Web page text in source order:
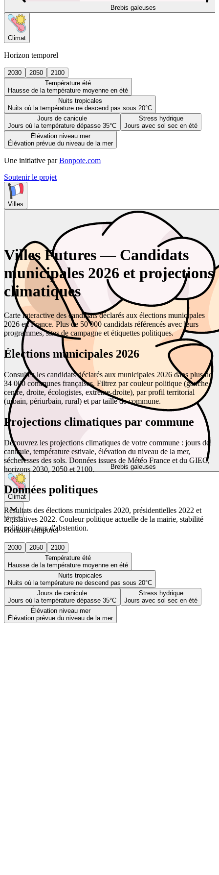
Brebis galeuses
Climat
Horizon temporel
2030 2050
2100
Température été
Hausse de la température moyenne en été
Nuits tropicales
Nuits où la température ne descend pas sous 20°C
Jours de canicule
Jours où la température dépasse 35°C
Stress hydrique
Jours avec sol sec en été
Élévation niveau mer
Élévation prévue du niveau de la mer
Une initiative par Bonpote.com
Soutenir le projet
Villes
Brebis galeuses
Climat
Horizon temporel
2030 2050
2100
Température été
Hausse de la température moyenne en été
Nuits tropicales
Nuits où la température ne descend pas sous 20°C
Jours de canicule
Jours où la température dépasse 35°C
Stress hydrique
Jours avec sol sec en été
Élévation niveau mer
Élévation prévue du niveau de la mer
Villes Futures — Candidats
municipales 2026 et projections
climatiques
Carte interactive des candidats déclarés aux élections municipales
2026 en France. Plus de 50 000 candidats référencés avec leurs
programmes, sites de campagne et étiquettes politiques.
Élections municipales 2026
Consultez les candidats déclarés aux municipales 2026 dans plus de
34 000 communes françaises. Filtrez par couleur politique (gauche,
centre, droite, écologistes, extrême-droite), par profil territorial
(urbain, périurbain, rural) et par taille de commune.
Projections climatiques par commune
Découvrez les projections climatiques de votre commune : jours de
canicule, température estivale, élévation du niveau de la mer,
sécheresses des sols. Données issues de Météo France et du GIEC,
horizons 2030, 2050 et 2100.
Données politiques
Résultats des élections municipales 2020, présidentielles 2022 et
législatives 2022. Couleur politique actuelle de la mairie, stabilité
politique, taux d'abstention.